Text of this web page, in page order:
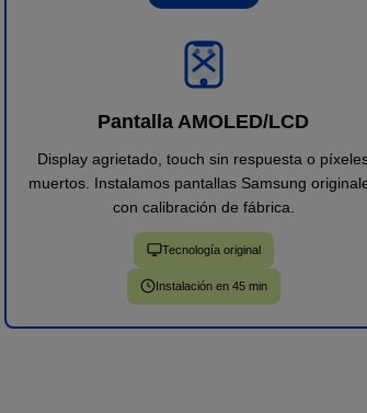
Pantalla AMOLED/LCD
Display agrietado, touch sin respuesta o
muertos. Instalamos pantallas Samsung
con calibración de fábrica.
Tecnología original
Instalación en 45 min